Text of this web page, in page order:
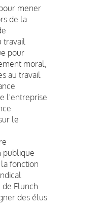
mener
de la
travail
pour
moral,
au travail
l'entreprise
le
publique
fonction
de Flunch
des élus